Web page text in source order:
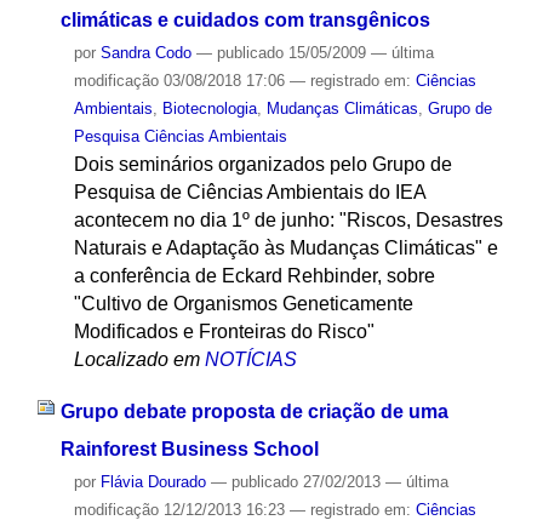
climáticas e cuidados com transgênicos
por Sandra Codo — publicado15/05/2009 — última
modificação03/08/2018 17:06 — registrado em: Ciências
Ambientais, Biotecnologia, Mudanças Climáticas, Grupo de
Pesquisa Ciências Ambientais
Dois seminários organizados pelo Grupo de
Pesquisa de Ciências Ambientais do IEA
acontecem no dia 1º de junho: "Riscos, Desastres
Naturais e Adaptação às Mudanças Climáticas" e
a conferência de Eckard Rehbinder, sobre
"Cultivo de Organismos Geneticamente
Modificados e Fronteiras do Risco"
Localizado em NOTÍCIAS
Grupo debate proposta de criação de uma
Rainforest Business School
por Flávia Dourado — publicado27/02/2013 — última
modificação12/12/2013 16:23 — registrado em: Ciências